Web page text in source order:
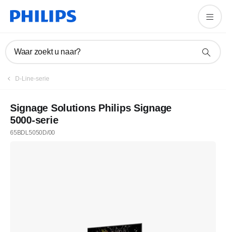
Waar zoekt u naar?
D-Line-serie
Signage Solutions Philips Signage
5000-serie
65BDL5050D/00